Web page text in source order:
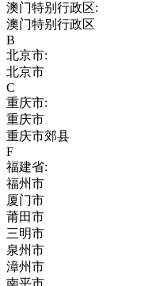
澳门特别行政区:
澳门特别行政区
B
北京市:
北京市
C
重庆市:
重庆市
重庆市郊县
F
福建省:
福州市
厦门市
莆田市
三明市
泉州市
漳州市
南平市